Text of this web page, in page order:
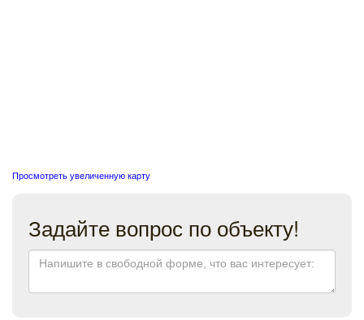
Просмотреть увеличенную карту
Задайте вопрос по объекту!